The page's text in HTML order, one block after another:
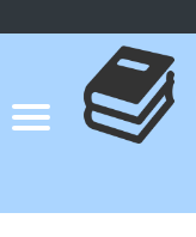
Elenco
Credits
Biblioteca